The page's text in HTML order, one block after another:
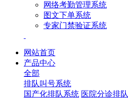
网络考勤管理系统
图文下单系统
专家门禁验证系统
网站首页
产品中心
全部
排队叫号系统
国产化排队系统 医院分诊排队